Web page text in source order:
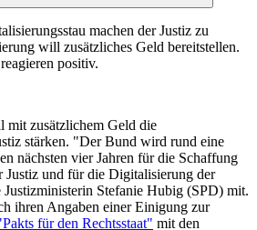
machen der Justiz zu
will zusätzliches Geld bereitstellen.
positiv.
mit zusätzlichem Geld die
stärken. "Der Bund wird rund eine
nächsten vier Jahren für die Schaffung
Justiz und für die Digitalisierung der
Justizministerin Stefanie Hubig (SPD) mit.
ihren Angaben einer Einigung zur
für den Rechtsstaat" mit den